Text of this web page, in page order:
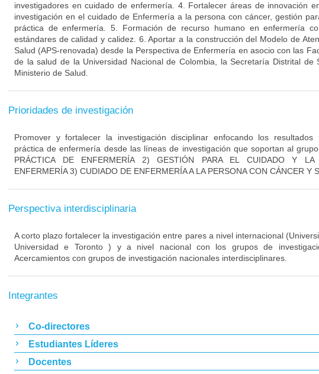
investigadores en cuidado de enfermería. 4. Fortalecer áreas de innovación
investigación en el cuidado de Enfermería a la persona con cáncer, gestión
práctica de enfermería. 5. Formación de recurso humano en enfermería
estándares de calidad y calidez. 6. Aportar a la construcción del Modelo de
Salud (APS-renovada) desde la Perspectiva de Enfermería en asocio con las
de la salud de la Universidad Nacional de Colombia, la Secretaría Distrital de
Ministerio de Salud.
Prioridades de investigación
Promover y fortalecer la investigación disciplinar enfocando los
práctica de enfermería desde las líneas de investigación que soportan al
PRÁCTICA DE ENFERMERÍA 2) GESTIÓN PARA EL CUIDADO Y LA
ENFERMERÍA 3) CUDIADO DE ENFERMERÍA A LA PERSONA CON CÁNCER Y
Perspectiva interdisciplinaria
A corto plazo fortalecer la investigación entre pares a nivel internacional
Universidad e Toronto ) y a nivel nacional con los grupos de
Acercamientos con grupos de investigación nacionales interdisciplinares.
Integrantes
Co-directores
Estudiantes Líderes
Docentes